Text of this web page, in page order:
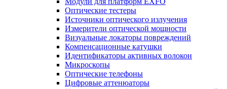
Оптические тестеры
Источники оптического излучения
Измерители оптической мощности
Визуальные локаторы повреждений
Компенсационные катушки
Идентификаторы активных волокон
Микроскопы
Оптические телефоны
Цифровые аттенюаторы